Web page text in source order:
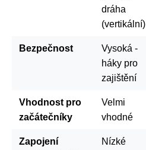
dráha
(vertikální)
Bezpečnost
Vysoká -
háky pro
zajištění
Vhodnost pro
začátečníky
Velmi
vhodné
Zapojení
Nízké